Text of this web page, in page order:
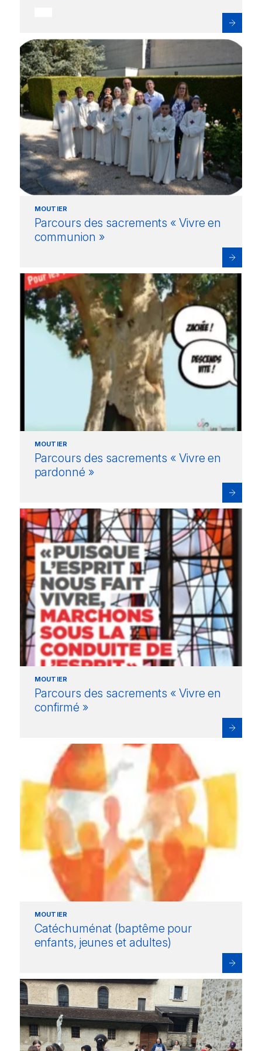
MOUTIER
Parcours des sacrements « Vivre en
communion »
MOUTIER
Parcours des sacrements « Vivre en
pardonné »
MOUTIER
Parcours des sacrements « Vivre en
confirmé »
MOUTIER
Catéchuménat (baptême pour
enfants, jeunes et adultes)